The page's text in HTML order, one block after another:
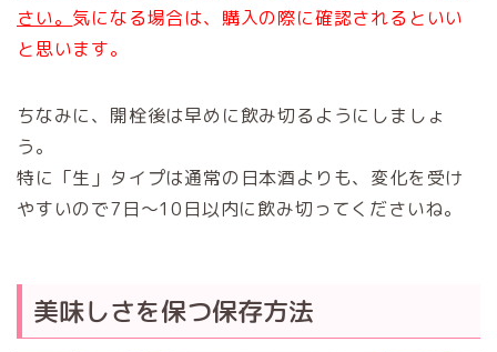
さい。 気になる場合は、購入の際に確認されるといい
と思います。
ちなみに、開栓後は早めに飲み切るようにしましょ
う。
特に「生」タイプは通常の日本酒よりも、変化を受け
やすいので7日～10日以内に飲み切ってくださいね。
美味しさを保つ保存方法